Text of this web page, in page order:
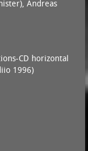
Andreas
CD horizontal
1996)